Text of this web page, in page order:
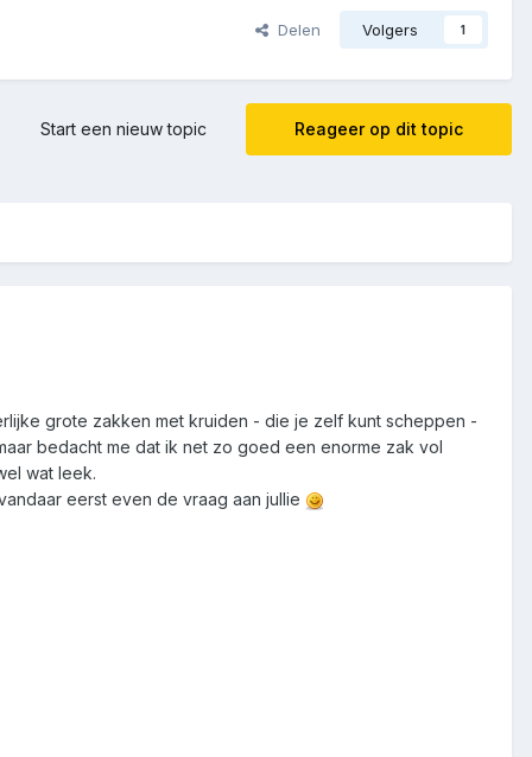
Delen Volgers 1
Reageer op dit topic
Start een nieuw topic
grote zakken met kruiden - die je zelf kunt scheppen -
bedacht me dat ik net zo goed een enorme zak vol
wat leek.
eerst even de vraag aan jullie